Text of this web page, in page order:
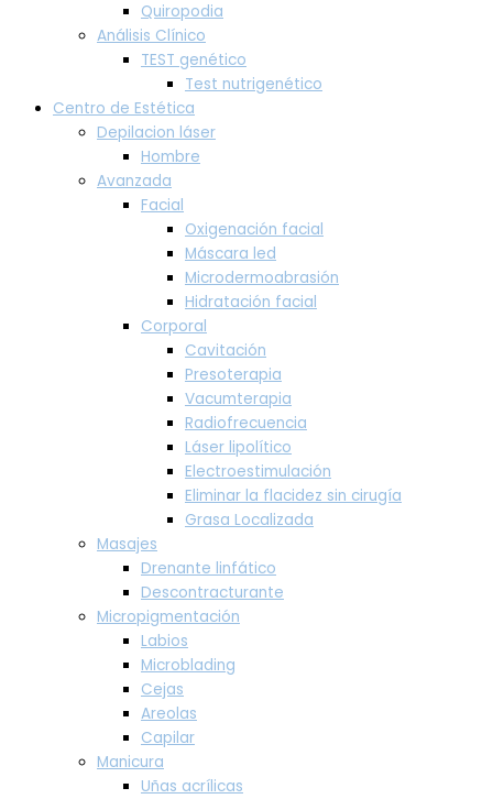
Quiropodia
Análisis Clínico
TEST genético
Test nutrigenético
Centro de Estética
Depilacion láser
Hombre
Avanzada
Facial
Oxigenación facial
Máscara led
Microdermoabrasión
Hidratación facial
Corporal
Cavitación
Presoterapia
Vacumterapia
Radiofrecuencia
Láser lipolítico
Electroestimulación
Eliminar la flacidez sin cirugía
Grasa Localizada
Masajes
Drenante linfático
Descontracturante
Micropigmentación
Labios
Microblading
Cejas
Areolas
Capilar
Manicura
Uñas acrílicas